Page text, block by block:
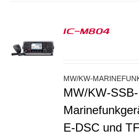
IC-M804
MW/KW-
MW/KW-SSB-
E-DSC und